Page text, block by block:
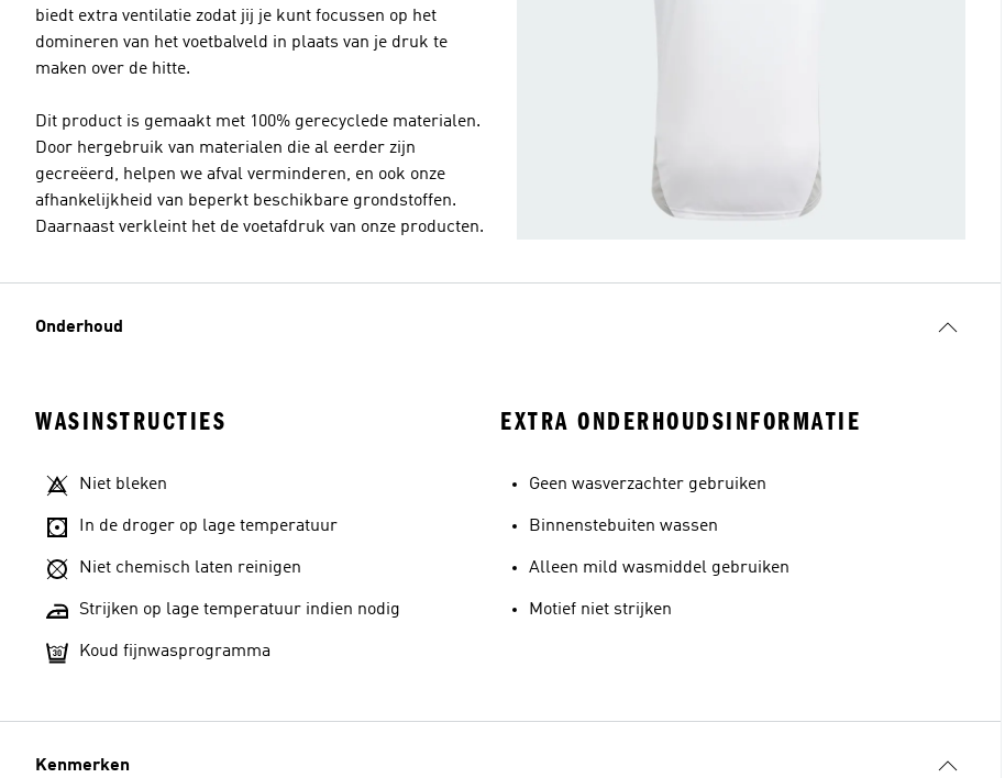
biedt extra ventilatie zodat jij je kunt focussen op het
domineren van het voetbalveld in plaats van je druk te
maken over de hitte.
Dit product is gemaakt met 100% gerecyclede materialen.
Door hergebruik van materialen die al eerder zijn
gecreëerd, helpen we afval verminderen, en ook onze
afhankelijkheid van beperkt beschikbare grondstoffen.
Daarnaast verkleint het de voetafdruk van onze producten.
Onderhoud
WASINSTRUCTIES
Niet bleken
In de droger op lage temperatuur
Niet chemisch laten reinigen
Strijken op lage temperatuur indien nodig
Koud fijnwasprogramma
EXTRA ONDERHOUDSINFORMATIE
Geen wasverzachter gebruiken
Binnenstebuiten wassen
Alleen mild wasmiddel gebruiken
Motief niet strijken
Kenmerken